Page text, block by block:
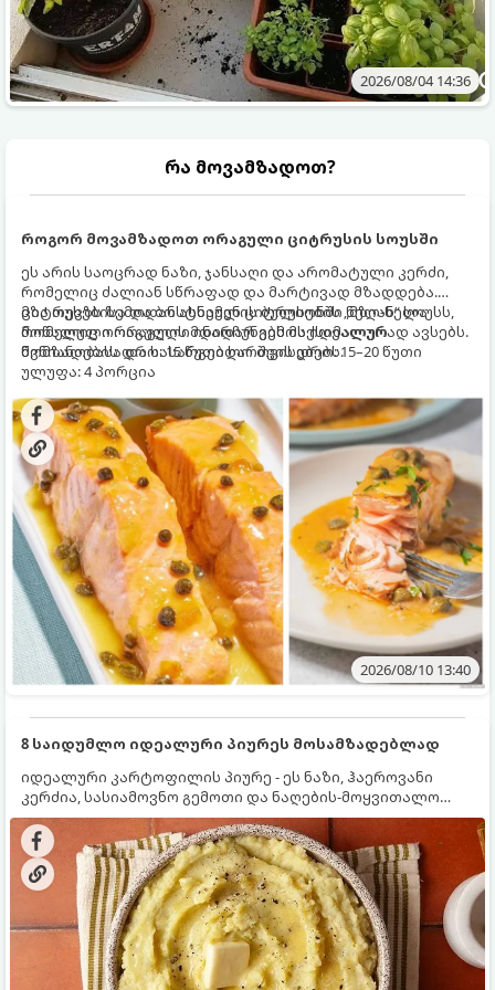
2026/08/04 14:36
რა მოვამზადოთ?
როგორ მოვამზადოთ ორაგული ციტრუსის სოუსში
ეს არის საოცრად ნაზი, ჯანსაღი და არომატული კერძი,
რომელიც ძალიან სწრაფად და მარტივად მზადდება.
ციტრუსებისა და ბოსტნეულის ბულიონში ნელ-ნელა
მოწალული ორაგული ინარჩუნებს მაქსიმალურ
წვნიანობასა და სასარგებლო თვისებებს.
მზა თევზს ზემოდან ასხამენ ციტრუსების „მზიან“ სოუსს,
რომელიც ორაგულის მდიდარ გემოს იდეალურად ავსებს.
მომზადების დრო: 15 წუთი ხარშვის დრო: 15–20 წუთი
ულუფა: 4 პორცია
2026/08/10 13:40
8 საიდუმლო იდეალური პიურეს მოსამზადებლად
იდეალური კარტოფილის პიურე - ეს ნაზი, ჰაეროვანი
კერძია, სასიამოვნო გემოთი და ნაღების-მოყვითალო
ფერით. მისი მომზადება ძალიან მარტივია, მაგრამ
არსებობს რამდენიმე საიდუმლო, რომლებიც უნდა
იცოდეთ, რომ პიურე იდეალურად გემრიელი გამოვიდეს.